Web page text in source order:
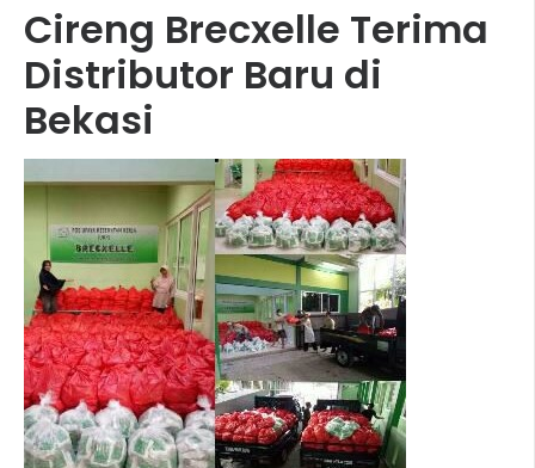
Cireng Brecxelle Terima
Distributor Baru di
Bekasi